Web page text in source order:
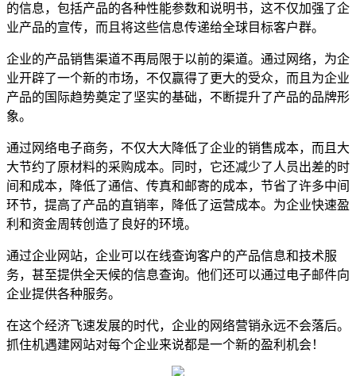
的信息，包括产品的各种性能参数和说明书，这不仅加强了企
业产品的宣传，而且将这些信息传递给全球目标客户群。
企业的产品销售渠道不再局限于以前的渠道。通过网络，为企
业开辟了一个新的市场，不仅赢得了更大的受众，而且为企业
产品的国际趋势奠定了坚实的基础，不断提升了产品的品牌形
象。
通过网络电子商务，不仅大大降低了企业的销售成本，而且大
大节约了原材料的采购成本。同时，它还减少了人员出差的时
间和成本，降低了通信、传真和邮寄的成本，节省了许多中间
环节，提高了产品的直销率，降低了运营成本。为企业快速盈
利和资金周转创造了良好的环境。
通过企业网站，企业可以在线查询客户的产品信息和技术服
务，甚至提供全天候的信息查询。他们还可以通过电子邮件向
企业提供各种服务。
在这个经济飞速发展的时代，企业的网络营销永远不会落后。
抓住机遇建网站对每个企业来说都是一个新的盈利机会！